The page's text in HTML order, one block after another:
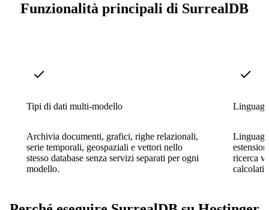
Funzionalità principali di SurrealDB
Tipi di dati multi-modello
Archivia documenti, grafici, righe relazionali,
serie temporali, geospaziali e vettori nello
stesso database senza servizi separati per ogni
modello.
ricerca
calcolati